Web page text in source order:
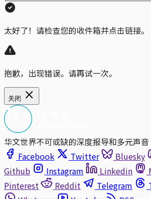
太好了！请检查您的收件箱并点击链接。
抱歉，出现错误。请再试一次。
关闭
华文世界不可或缺的深度报导和多元声音
Facebook
Twitter Bluesky
Github
Instagram Linkedin
Pinterest
Reddit Telegram